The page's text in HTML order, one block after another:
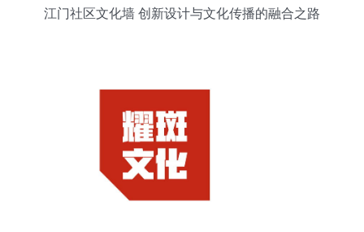
江门社区文化墙 创新设计与文化传播的融合之路